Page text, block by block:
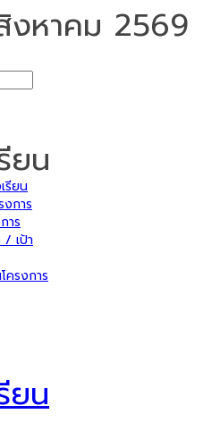
งหาคม 2569
ยน
รียน
งการ
าร
เป้า
ครงการ
ยน